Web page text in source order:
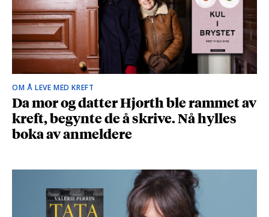
OM Å LEVE MED KREFT
Da mor og datter Hjorth ble rammet av
kreft, begynte de å skrive. Nå hylles
boka av anmeldere